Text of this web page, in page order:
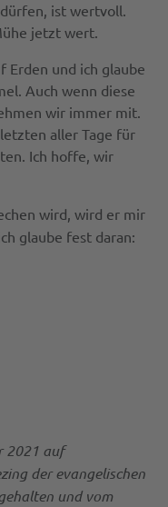
ist wertvoll.
jetzt wert.
Erden und ich glaube
Auch wenn diese
wir immer mit.
aller Tage für
Ich hoffe, wir
wird, wird er mir
glaube fest daran:
2021 auf
der evangelischen
und vom